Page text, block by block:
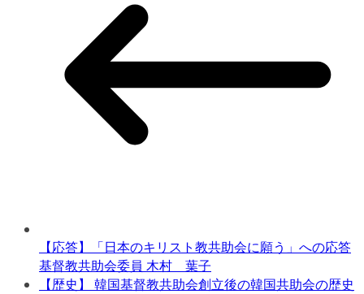
【応答】「日本のキリスト教共助会に願う」への応答
基督教共助会委員 木村 葉子
【歴史】 韓国基督教共助会創立後の韓国共助会の歴史